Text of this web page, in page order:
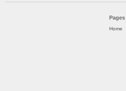
Pages
Home